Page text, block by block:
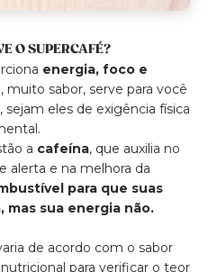
O SUPERCAFÉ?
energia, foco e
muito sabor, serve para você
sejam eles de exigência física
a cafeína, que auxilia no
alerta e na melhora da
para que suas
sua energia não.
de acordo com o sabor
para verificar o teor